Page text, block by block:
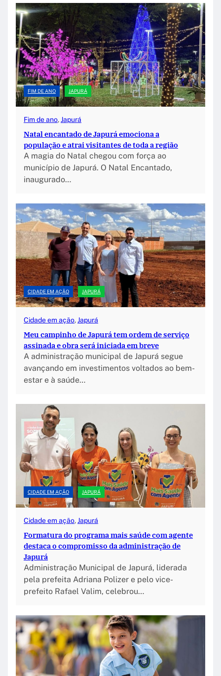
FIM DE ANO JAPURÁ
Fim de ano, Japurá
Natal encantado de Japurá emociona a
população e atrai visitantes de toda a região
A magia do Natal chegou com força ao
município de Japurá. O Natal Encantado,
inaugurado…
CIDADE EM AÇÃO JAPURÁ
Cidade em ação, Japurá
Meu campinho de Japurá tem ordem de serviço
assinada e obra será iniciada em breve
A administração municipal de Japurá segue
avançando em investimentos voltados ao bem-
estar e à saúde…
CIDADE EM AÇÃO JAPURÁ
Cidade em ação, Japurá
Formatura do programa mais saúde com agente
destaca o compromisso da administração de
Japurá
Administração Municipal de Japurá, liderada
pela prefeita Adriana Polizer e pelo vice-
prefeito Rafael Valim, celebrou…